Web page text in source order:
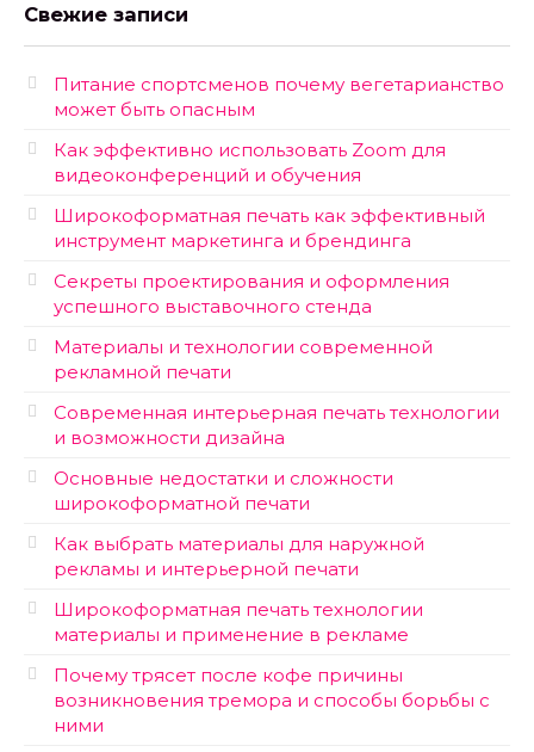
Свежие записи
Питание спортсменов почему вегетарианство
может быть опасным
Как эффективно использовать Zoom для
видеоконференций и обучения
Широкоформатная печать как эффективный
инструмент маркетинга и брендинга
Секреты проектирования и оформления
успешного выставочного стенда
Материалы и технологии современной
рекламной печати
Современная интерьерная печать технологии
и возможности дизайна
Основные недостатки и сложности
широкоформатной печати
Как выбрать материалы для наружной
рекламы и интерьерной печати
Широкоформатная печать технологии
материалы и применение в рекламе
Почему трясет после кофе причины
возникновения тремора и способы борьбы с
ними